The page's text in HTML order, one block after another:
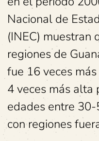
Nacional de
(INEC) muestran
regiones de
fue 16 veces
4 veces más alta
edades entre
con regiones